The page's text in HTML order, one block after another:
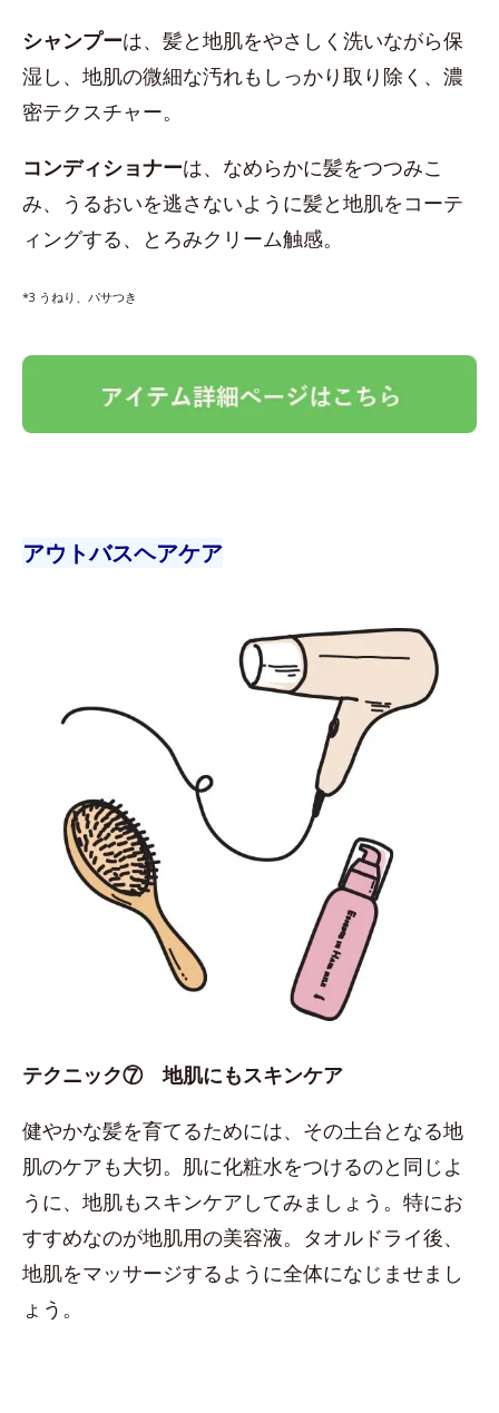
シャンプーは、髪と地肌をやさしく洗いながら保
湿し、地肌の微細な汚れもしっかり取り除く、濃
密テクスチャー。
コンディショナーは、なめらかに髪をつつみこ
み、うるおいを逃さないように髪と地肌をコーテ
ィングする、とろみクリーム触感。
*3 うねり、パサつき
アウトバスヘアケア
テクニック⑦ 地肌にもスキンケア
健やかな髪を育てるためには、その土台となる地
肌のケアも大切。肌に化粧水をつけるのと同じよ
うに、地肌もスキンケアしてみましょう。特にお
すすめなのが地肌用の美容液。タオルドライ後、
地肌をマッサージするように全体になじませまし
ょう。